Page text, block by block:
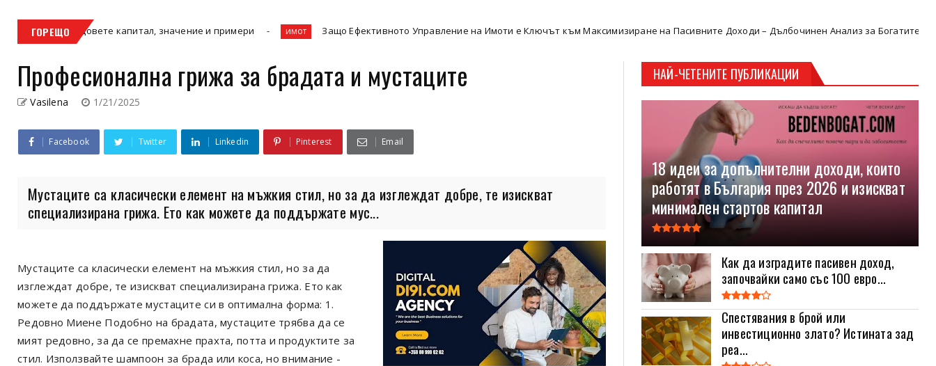
ГОРЕЩО
видовете капитал, значение и примери имот Защо Ефективното Управление на Имоти е Ключът към Максимизиране на Пасивните Доходи – Дълбочинен Анализ за Богатите Инвеститори.
Професионална грижа за брадата и мустаците
Vasilena 1/21/2025
Facebook Twitter Linkedin Pinterest Email
Мустаците са класически елемент на мъжкия стил, но за да изглеждат добре, те изискват
специализирана грижа. Ето как можете да поддържате мус...
Мустаците са класически елемент на мъжкия стил, но за да
изглеждат добре, те изискват специализирана грижа. Ето как
можете да поддържате мустаците си в оптимална форма: 1.
Редовно Миене Подобно на брадата, мустаците трябва да се
мият редовно, за да се премахне прахта, потта и продуктите за
стил. Използвайте шампоон за брада или коса, но внимание -
НАЙ-ЧЕТЕНИТЕ ПУБЛИКАЦИИ
18 идеи за допълнителни доходи, които
работят в България през 2026 и изискват
минимален стартов капитал
Как да изградите пасивен доход,
започвайки само със 100 евро...
Спестявания в брой или
инвестиционно злато? Истината зад
реа...